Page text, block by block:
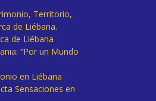
Territorio,
de Liébana.
de Liébana
“Por un Mundo
en Liébana
Sensaciones en